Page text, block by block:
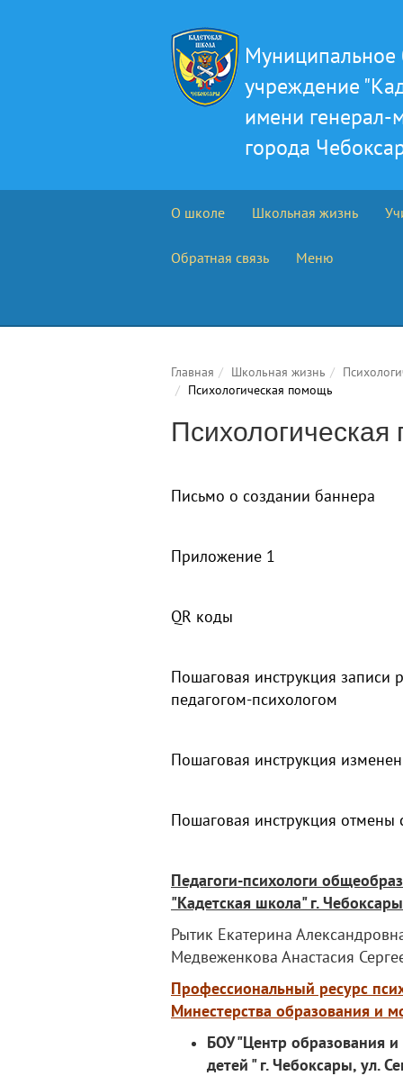
учреждение
имени
города
О школе Школьная жизнь
Обратная связь Меню
Главная Школьная жизнь
Психологическая помощь
Письмо о создании баннера
Приложение 1
QR коды
Пошаговая инструкция записи
педагогом-психологом
Пошаговая инструкция
Пошаговая инструкция отмены
Педагоги-психологи
"Кадетская школа" г. Чебоксары
Рытик Екатерина
Медвеженкова Анастасия
Профессиональный ресурс
Минестерства образования и
БОУ "Центр образования
детей " г. Чебоксары, ул.